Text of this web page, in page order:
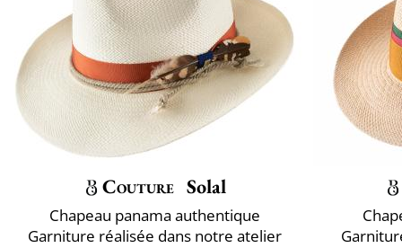
Couture Solal
Chapeau panama authentique
Garniture réalisée dans notre atelier